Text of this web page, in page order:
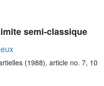
semi-classique
(1988), article no. 7, 10